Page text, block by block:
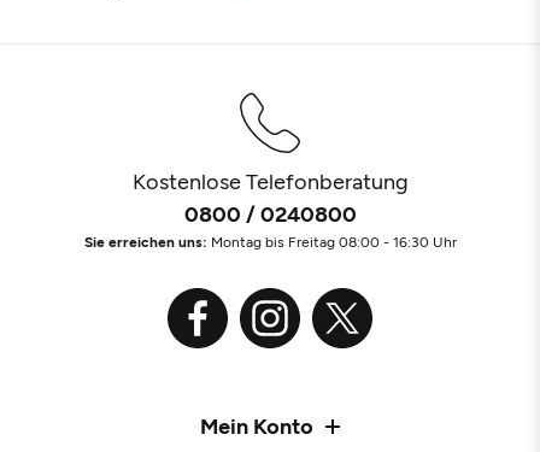
Kostenlose Telefonberatung
0800 / 0240800
Sie erreichen uns: Montag bis Freitag 08:00 - 16:30 Uhr
Mein Konto